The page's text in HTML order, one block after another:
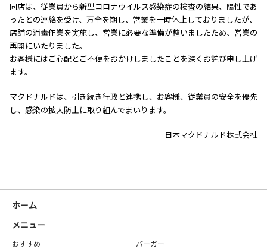
同店は、従業員から新型コロナウイルス感染症の検査の結果、陽性であ
ったとの連絡を受け、万全を期し、営業を一時休止しておりましたが、
店舗の消毒作業を実施し、営業に必要な準備が整いましたため、営業の
再開にいたりました。
お客様にはご心配とご不便をおかけしましたことを深くお詫び申し上げ
ます。
マクドナルドは、引き続き行政と連携し、お客様、従業員の安全を優先
し、感染の拡大防止に取り組んでまいります。
日本マクドナルド株式会社
ホーム
メニュー
おすすめ
バーガー